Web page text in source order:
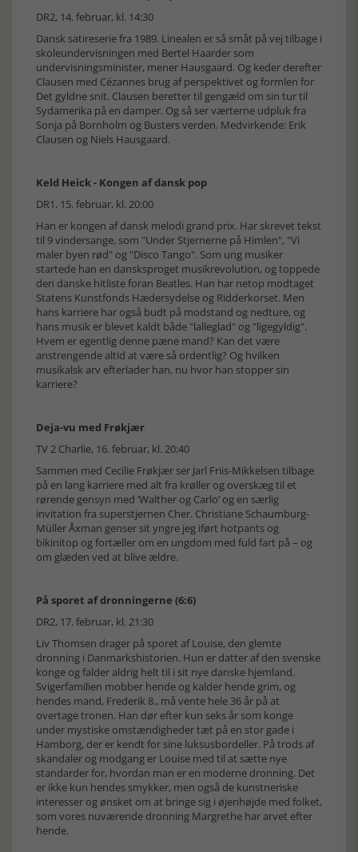
DR2, 14. februar, kl. 14:30
Dansk satireserie fra 1989. Linealen er så småt på vej tilbage i
skoleundervisningen med Bertel Haarder som
undervisningsminister, mener Hausgaard. Og keder derefter
Clausen med Cézannes brug af perspektivet og formlen for
Det gyldne snit. Clausen beretter til gengæld om sin tur til
Sydamerika på en damper. Og så ser værterne udpluk fra
Sonja på Bornholm og Busters verden. Medvirkende: Erik
Clausen og Niels Hausgaard.
Keld Heick - Kongen af dansk pop
DR1, 15. februar, kl. 20:00
Han er kongen af dansk melodi grand prix. Har skrevet tekst
til 9 vindersange, som "Under Stjernerne på Himlen", "Vi
maler byen rød" og "Disco Tango". Som ung musiker
startede han en dansksproget musikrevolution, og toppede
den danske hitliste foran Beatles. Han har netop modtaget
Statens Kunstfonds Hædersydelse og Ridderkorset. Men
hans karriere har også budt på modstand og nedture, og
hans musik er blevet kaldt både "lalleglad" og "ligegyldig".
Hvem er egentlig denne pæne mand? Kan det være
anstrengende altid at være så ordentlig? Og hvilken
musikalsk arv efterlader han, nu hvor han stopper sin
karriere?
Deja-vu med Frøkjær
TV 2 Charlie, 16. februar, kl. 20:40
Sammen med Cecilie Frøkjær ser Jarl Friis-Mikkelsen tilbage
på en lang karriere med alt fra krøller og overskæg til et
rørende gensyn med ’Walther og Carlo’ og en særlig
invitation fra superstjernen Cher. Christiane Schaumburg-
Müller Åxman genser sit yngre jeg iført hotpants og
bikinitop og fortæller om en ungdom med fuld fart på – og
om glæden ved at blive ældre.
På sporet af dronningerne (6:6)
DR2, 17. februar, kl. 21:30
Liv Thomsen drager på sporet af Louise, den glemte
dronning i Danmarkshistorien. Hun er datter af den svenske
konge og falder aldrig helt til i sit nye danske hjemland.
Svigerfamilien mobber hende og kalder hende grim, og
hendes mand, Frederik 8., må vente hele 36 år på at
overtage tronen. Han dør efter kun seks år som konge
under mystiske omstændigheder tæt på en stor gade i
Hamborg, der er kendt for sine luksusbordeller. På trods af
skandaler og modgang er Louise med til at sætte nye
standarder for, hvordan man er en moderne dronning. Det
er ikke kun hendes smykker, men også de kunstneriske
interesser og ønsket om at bringe sig i øjenhøjde med folket,
som vores nuværende dronning Margrethe har arvet efter
hende.